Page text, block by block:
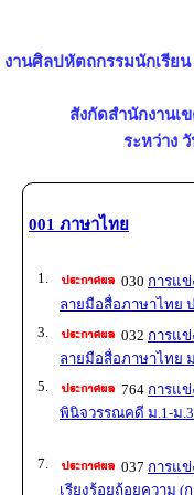
งานศิลปหัตถกรรมนักเรีย
สังกัดสำนักงาน
ระหว่าง
001 ภาษาไทย
1. 030 การแ
ลายมือสื่อภาษาไทย ป
3.
032 การแ
ลายมือสื่อภาษาไทย
5.
764 การแ
พินิจวรรณคดี ม.1-ม.3
7.
037 การแ
เรียงร้อยถ้อยความ (